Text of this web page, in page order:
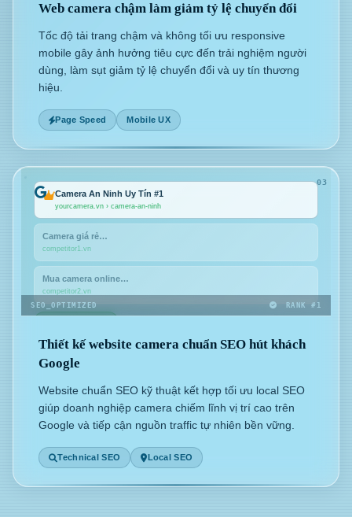
Web camera chậm làm giảm tỷ lệ chuyển đổi
Tốc độ tải trang chậm và không tối ưu responsive
mobile gây ảnh hưởng tiêu cực đến trải nghiệm người
dùng, làm sụt giảm tỷ lệ chuyển đổi và uy tín thương
hiệu.
Page Speed Mobile UX
03
SEO_OPTIMIZED RANK #1
Camera An Ninh Uy Tín #1
yourcamera.vn › camera-an-ninh
Camera giá rẻ…
competitor1.vn
Mua camera online…
competitor2.vn
Thiết kế website camera chuẩn SEO hút khách
Google
Website chuẩn SEO kỹ thuật kết hợp tối ưu local SEO
giúp doanh nghiệp camera chiếm lĩnh vị trí cao trên
Google và tiếp cận nguồn traffic tự nhiên bền vững.
Technical SEO Local SEO